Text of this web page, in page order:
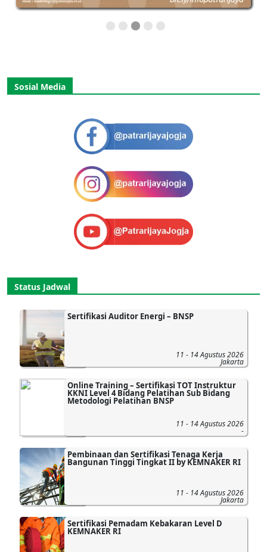
Sosial Media
Status Jadwal
Sertifikasi Auditor Energi – BNSP
11 - 14 Agustus 2026
Jakarta
Online Training – Sertifikasi TOT Instruktur
KKNI Level 4 Bidang Pelatihan Sub Bidang
Metodologi Pelatihan BNSP
11 - 14 Agustus 2026
-
Pembinaan dan Sertifikasi Tenaga Kerja
Bangunan Tinggi Tingkat II by KEMNAKER RI
11 - 14 Agustus 2026
Jakarta
Sertifikasi Pemadam Kebakaran Level D
KEMNAKER RI